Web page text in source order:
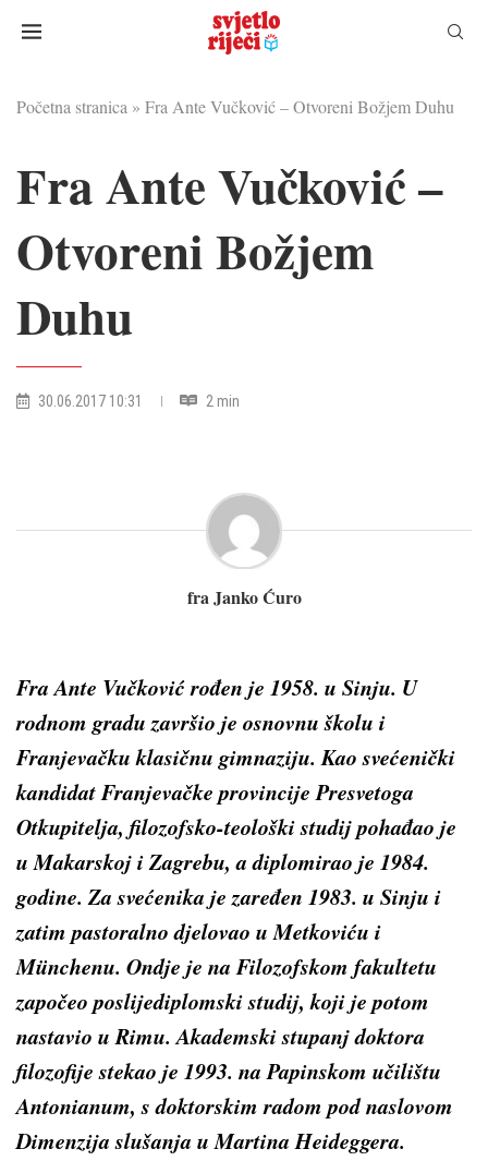
Početna stranica » Fra Ante Vučković – Otvoreni Božjem Duhu
Fra Ante Vučković –
Otvoreni Božjem
Duhu
30.06.2017 10:31 2 min
fra Janko Ćuro
Fra Ante Vučković rođen je 1958. u Sinju. U
rodnom gradu završio je osnovnu školu i
Franjevačku klasičnu gimnaziju. Kao svećenički
kandidat Franjevačke provincije Presvetoga
Otkupitelja, filozofsko-teološki studij pohađao je
u Makarskoj i Zagrebu, a diplomirao je 1984.
godine. Za svećenika je zaređen 1983. u Sinju i
zatim pastoralno djelovao u Metkoviću i
Münchenu. Ondje je na Filozofskom fakultetu
započeo poslijediplomski studij, koji je potom
nastavio u Rimu. Akademski stupanj doktora
filozofije stekao je 1993. na Papinskom učilištu
Antonianum, s doktorskim radom pod naslovom
Dimenzija slušanja u Martina Heideggera.